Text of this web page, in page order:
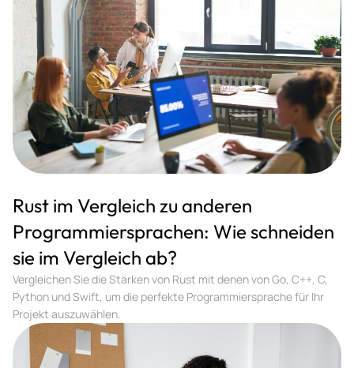
Rust im Vergleich zu anderen
Programmiersprachen: Wie schneiden
sie im Vergleich ab?
Vergleichen Sie die Stärken von Rust mit denen von Go, C++, C,
Python und Swift, um die perfekte Programmiersprache für Ihr
Projekt auszuwählen.